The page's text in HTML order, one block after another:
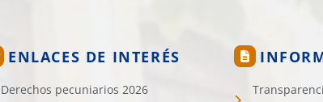
ENLACES DE INTERÉS
Derechos pecuniarios 2026